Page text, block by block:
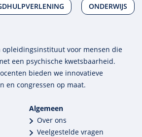
ONDERWIJS
opleidings­insti­tuut voor mensen die
een psychische kwets­baar­heid.
bieden we innova­tieve
en congres­sen op maat.
Algemeen
Over ons
Veelgestelde vragen